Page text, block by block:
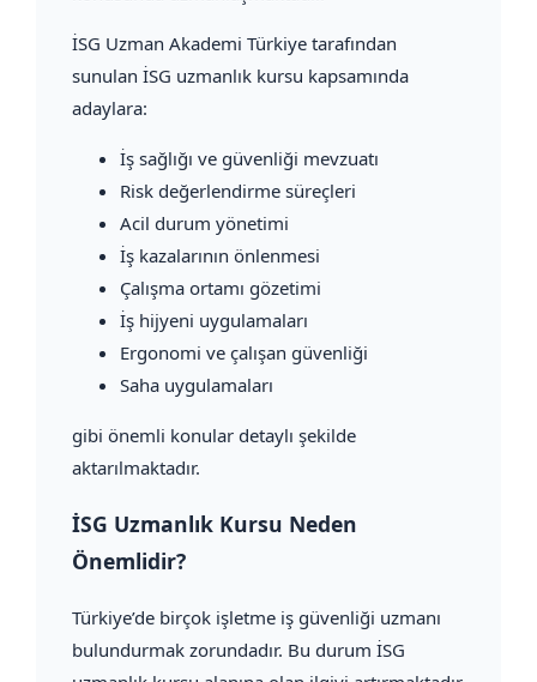
İSG Uzman Akademi Türkiye tarafından
sunulan İSG uzmanlık kursu kapsamında
adaylara:
İş sağlığı ve güvenliği mevzuatı
Risk değerlendirme süreçleri
Acil durum yönetimi
İş kazalarının önlenmesi
Çalışma ortamı gözetimi
İş hijyeni uygulamaları
Ergonomi ve çalışan güvenliği
Saha uygulamaları
gibi önemli konular detaylı şekilde
aktarılmaktadır.
İSG Uzmanlık Kursu Neden
Önemlidir?
Türkiye’de birçok işletme iş güvenliği uzmanı
bulundurmak zorundadır. Bu durum İSG